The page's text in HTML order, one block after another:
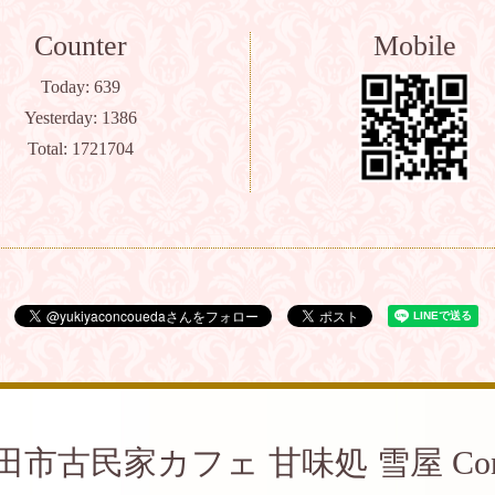
Counter
Today: 639
Yesterday: 1386
Total: 1721704
Mobile
市古民家カフェ 甘味処 雪屋